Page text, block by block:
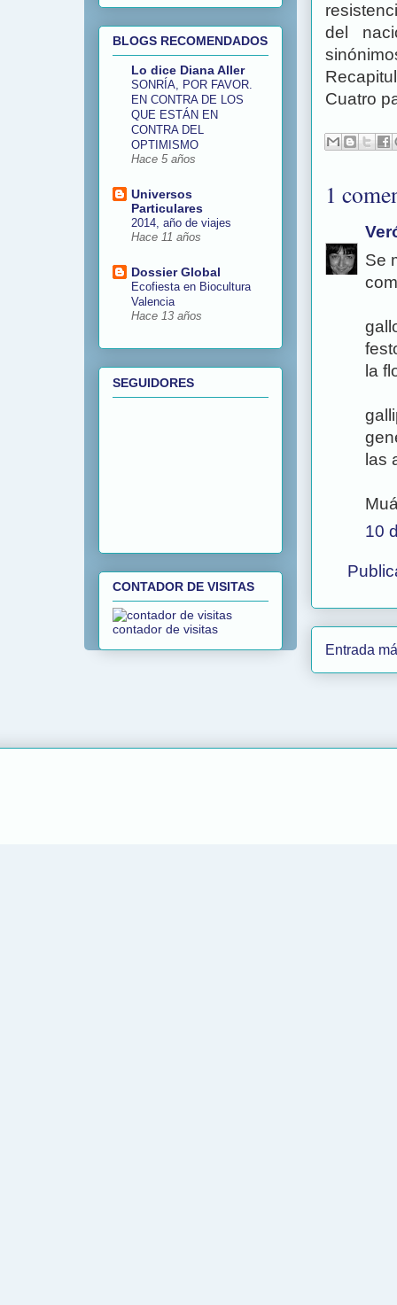
del
Cuatro
1
Se
la
las
10
Entrada
BLOGS RECOMENDADOS
Lo dice Diana Aller
SONRÍA, POR FAVOR.
EN CONTRA DE LOS
QUE ESTÁN EN
CONTRA DEL
OPTIMISMO
Hace 5 años
Universos
Particulares
2014, año de viajes
Hace 11 años
Dossier Global
Ecofiesta en Biocultura
Valencia
Hace 13 años
SEGUIDORES
CONTADOR DE VISITAS
contador de visitas